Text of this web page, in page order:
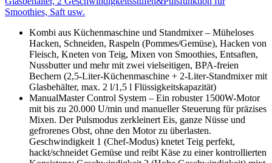
Smoothies, Saft usw.
Kombi aus Küchenmaschine und Standmixer – Müheloses
Hacken, Schneiden, Raspeln (Pommes/Gemüse), Hacken von
Fleisch, Kneten von Teig, Mixen von Smoothies, Entsaften,
Nussbutter und mehr mit zwei vielseitigen, BPA-freien
Bechern (2,5-Liter-Küchenmaschine + 2-Liter-Standmixer mit
Glasbehälter, max. 2 l/1,5 l Flüssigkeitskapazität)
ManualMaster Control System – Ein robuster 1500W-Motor
mit bis zu 20.000 U/min und manueller Steuerung für präzises
Mixen. Der Pulsmodus zerkleinert Eis, ganze Nüsse und
gefrorenes Obst, ohne den Motor zu überlasten.
Geschwindigkeit 1 (Chef-Modus) knetet Teig perfekt,
hackt/schneidet Gemüse und reibt Käse zu einer kontrollierten